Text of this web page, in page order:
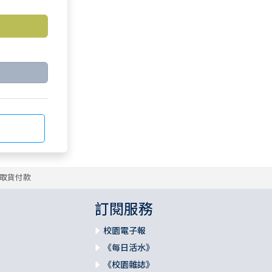
貨付款
訂閱服務
校園電子報
《每日活水》
《校園雜誌》